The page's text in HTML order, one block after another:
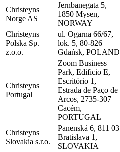
Christeyns
Norge AS
Jernbanegata 5,
1850 Mysen,
NORWAY
Christeyns
Polska Sp.
z.o.o.
ul. Ogarna 66/67,
lok. 5, 80-826
Gdańsk, POLAND
Christeyns
Portugal
Zoom Business
Park, Edificio E,
Escritório 1,
Estrada de Paço de
Arcos, 2735-307
Cacém,
PORTUGAL
Christeyns
Slovakia s.r.o.
Panenská 6, 811 03
Bratislava 1,
SLOVAKIA